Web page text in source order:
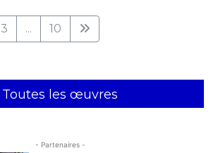
3 ... 10
Toutes les œuvres
- Partenaires -